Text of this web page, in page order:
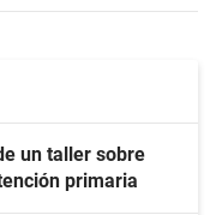
un taller sobre
primaria